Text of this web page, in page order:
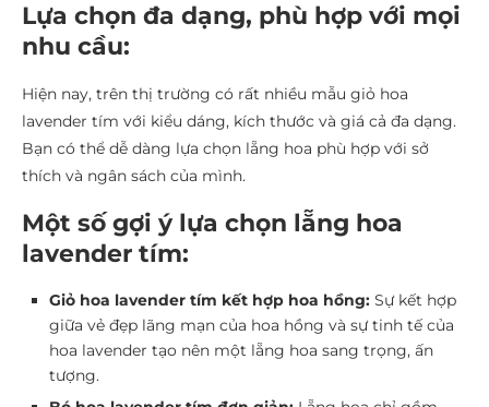
Lựa chọn đa dạng, phù hợp với mọi
nhu cầu:
Hiện nay, trên thị trường có rất nhiều mẫu giỏ hoa
lavender tím với kiểu dáng, kích thước và giá cả đa dạng.
Bạn có thể dễ dàng lựa chọn lẵng hoa phù hợp với sở
thích và ngân sách của mình.
Một số gợi ý lựa chọn lẵng hoa
lavender tím:
Giỏ hoa lavender tím kết hợp hoa hồng: Sự kết hợp
giữa vẻ đẹp lãng mạn của hoa hồng và sự tinh tế của
hoa lavender tạo nên một lẵng hoa sang trọng, ấn
tượng.